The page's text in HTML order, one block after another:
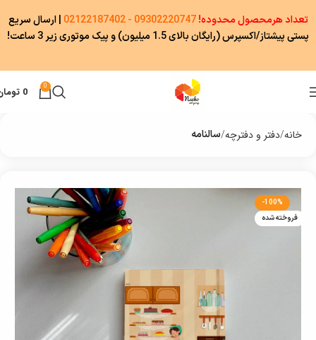
0
0
خانه دفتر و دفترچه سالنامه
-100%
فروخته شده
تعداد هرمحصول محدوده!09302220747 - 02122187402
|ارسال سریع
پستی پیشتاز/اکسپرس (رایگان بالای 1.5 میلیون) و پیک موتوری زیر 3 ساعت!